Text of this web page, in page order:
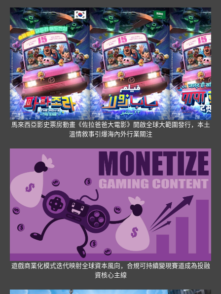
馬來西亞影史票房動畫《佐拉爸爸大電影》開啟全球大範圍發行，本土
溫情敘事引爆海內外行業關注
遊戲商業化模式迭代映射全球資本風向，合規可持續變現賽道成為投融
資核心主線